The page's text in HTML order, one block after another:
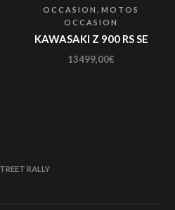
OCCASION , MOTOS
OCCASION
KAWASAKI Z 900 RS SE
13499,00€
RALLY